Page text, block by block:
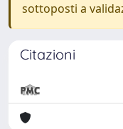
sottoposti a
Citazioni